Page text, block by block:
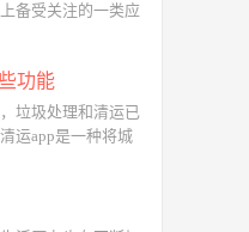
备受关注的一类应
功能
垃圾处理和清运已
运app是一种将城